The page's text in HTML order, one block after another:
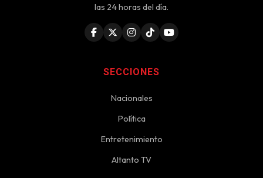
las 24 horas del día.
SECCIONES
Nacionales
Política
Entretenimiento
Altanto TV